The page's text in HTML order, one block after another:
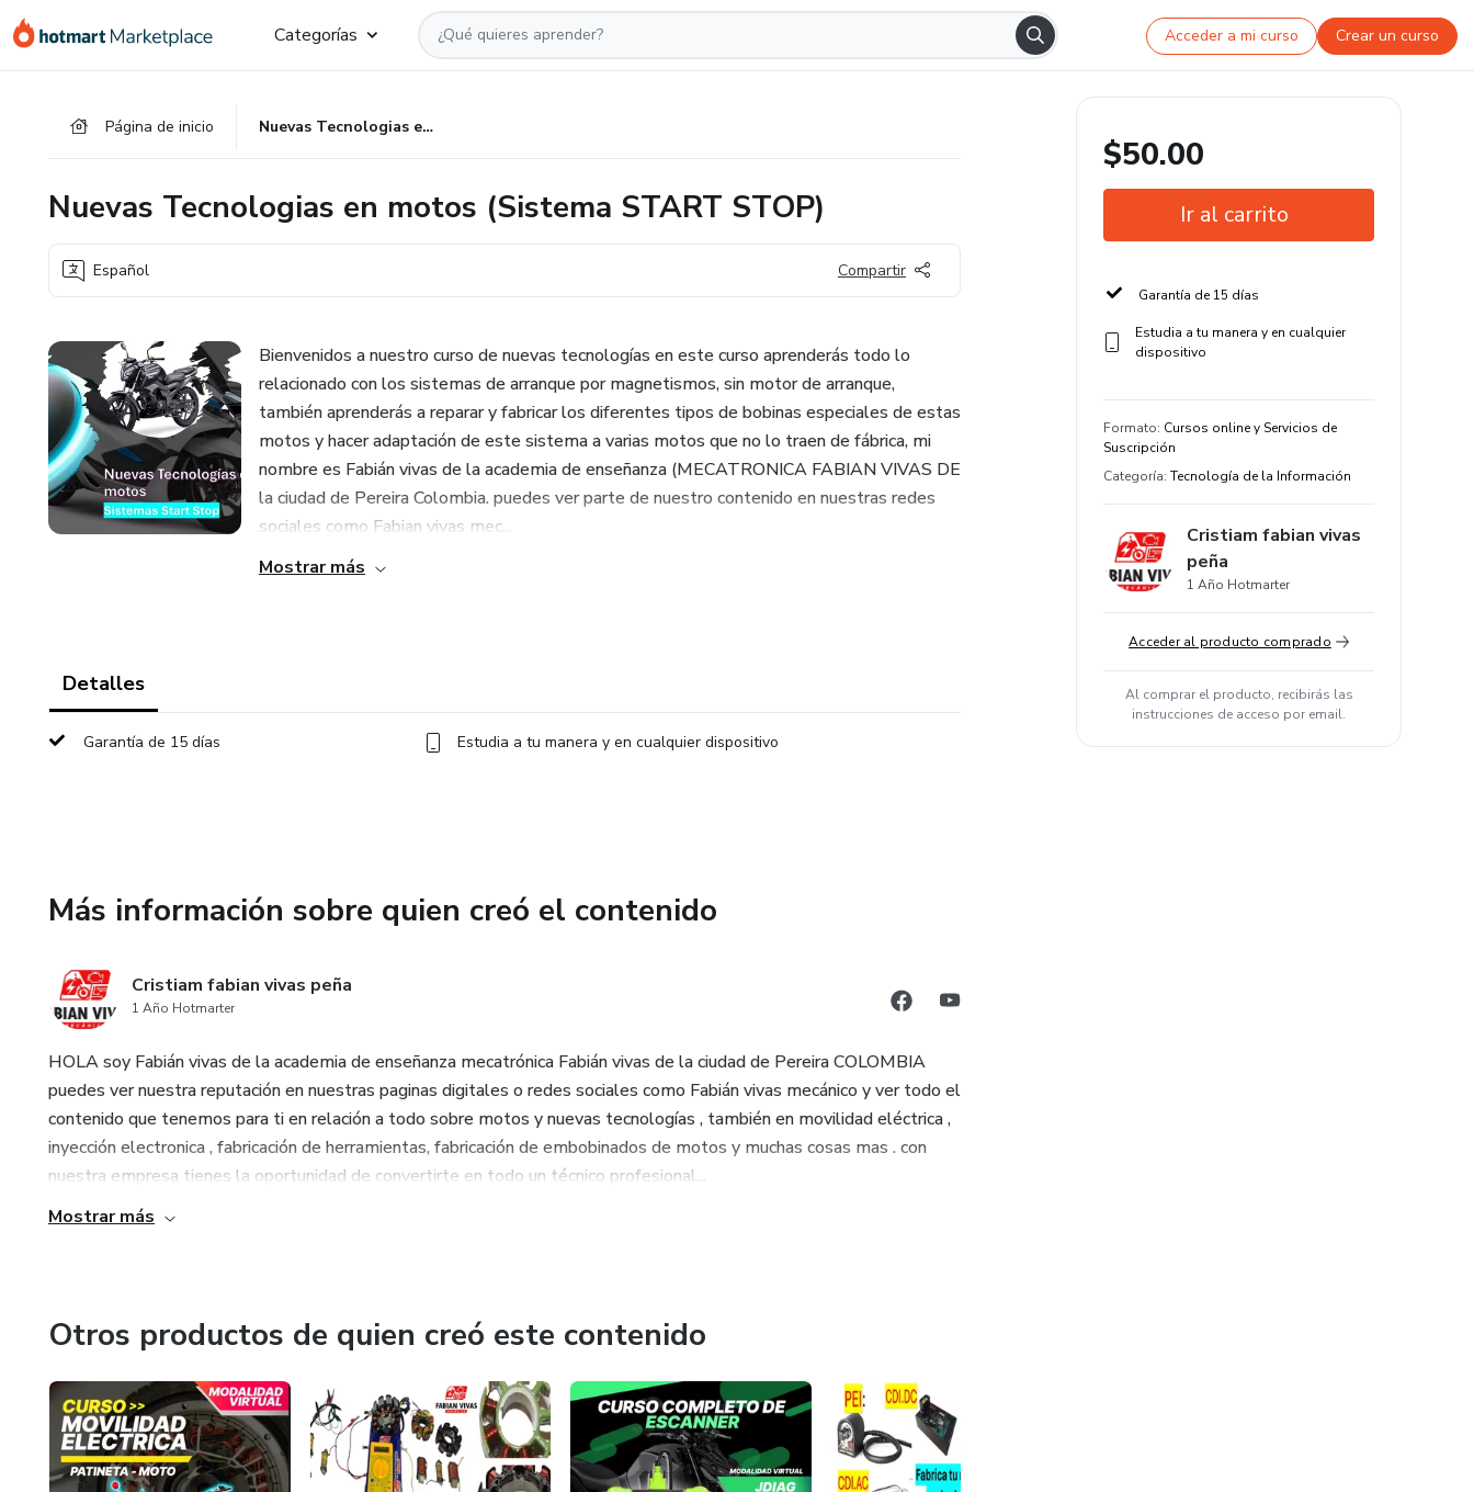
Categorías Acceder a mi curso Crear un curso
Página de inicio Nuevas Tecnologias en motos (Sistema START STOP)
Nuevas Tecnologias en motos (Sistema START STOP)
Español Compartir
Bienvenidos a nuestro curso de nuevas tecnologías en este curso aprenderás todo lo
relacionado con los sistemas de arranque por magnetismos, sin motor de arranque,
también aprenderás a reparar y fabricar los diferentes tipos de bobinas especiales de estas
motos y hacer adaptación de este sistema a varias motos que no lo traen de fábrica, mi
nombre es Fabián vivas de la academia de enseñanza (MECATRONICA FABIAN VIVAS DE
la ciudad de Pereira Colombia. puedes ver parte de nuestro contenido en nuestras redes
sociales como Fabian vivas mec...
Mostrar más
Detalles
Garantía de 15 días Estudia a tu manera y en cualquier dispositivo
Más información sobre quien creó el contenido
Cristiam fabian vivas peña
1 Año Hotmarter
HOLA soy Fabián vivas de la academia de enseñanza mecatrónica Fabián vivas de la ciudad de Pereira COLOMBIA
puedes ver nuestra reputación en nuestras paginas digitales o redes sociales como Fabián vivas mecánico y ver todo el
contenido que tenemos para ti en relación a todo sobre motos y nuevas tecnologías , también en movilidad eléctrica ,
inyección electronica , fabricación de herramientas, fabricación de embobinados de motos y muchas cosas mas . con
nuestra empresa tienes la oportunidad de convertirte en todo un técnico profesional...
Mostrar más
Otros productos de quien creó este contenido
$50.00
Ir al carrito
Garantía de 15 días
Estudia a tu manera y en cualquier
dispositivo
Formato: Cursos online y Servicios de
Suscripción
Categoría: Tecnología de la Información
Cristiam fabian vivas
peña
1 Año Hotmarter
Acceder al producto comprado
Al comprar el producto, recibirás las
instrucciones de acceso por email.